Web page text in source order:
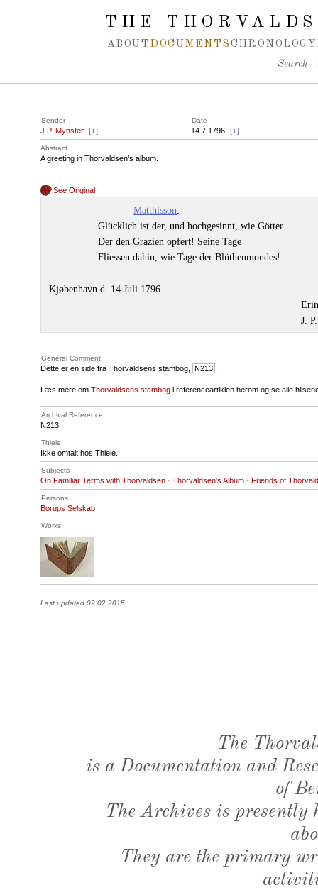
Spring navigation over
THE
ABOUT DOCUMENTS CHRONOLOGY
Search
Sender Date
J.P. Mynster [+] 14.7.1796 [+]
Abstract
A greeting in Thorvaldsen’s album.
See Original
Matthisson.
Glücklich ist der, und hochgesinnt, wie Götter.
Der den Grazien opfert! Seine Tage
Fliessen dahin, wie Tage der Blüthenmondes!
Kjøbenhavn d. 14 Juli 1796
J.
General Comment
Dette er en side fra Thorvaldsens stambog, N213
Læs mere om Thorvaldsens stambog i referenceartiklen herom og se alle
Archival Reference
N213
Thiele
Ikke omtalt hos Thiele.
Subjects
On Familiar Terms with Thorvaldsen · Thorvaldsen's Album · Friends of
Persons
Borups Selskab
Works
Last updated 09.02.2015
The
is a Documentation and
of
The Archives is presently
They are the primary